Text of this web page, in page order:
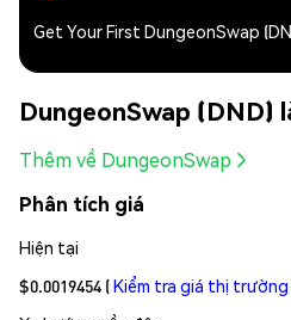
Get Your First DungeonSwap
DungeonSwap (DND)
Thêm về DungeonSwap
Phân tích giá
Hiện tại
$0.0019454 (Kiểm tra giá thị trường